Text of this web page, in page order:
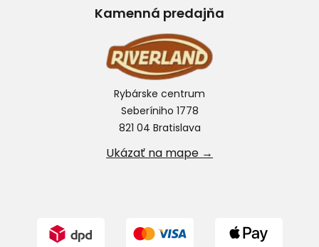
Kamenná predajňa
Rybárske centrum
Seberíniho 1778
821 04 Bratislava
Ukázať na mape →